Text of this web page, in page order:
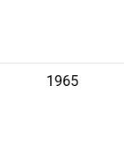
1965